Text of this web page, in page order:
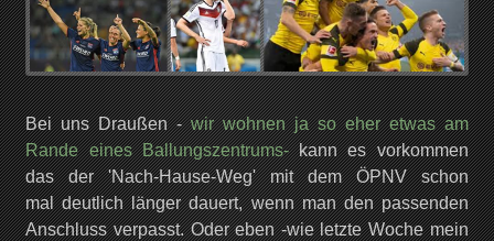
Bei uns Draußen -wir wohnen ja so eher etwas am
Rande eines Ballungszentrums-kann es vorkommen
das der 'Nach-Hause-Weg' mit dem ÖPNV schon
mal deutlich länger dauert, wenn man den passenden
Anschluss verpasst. Oder eben -wie letzte Woche mein